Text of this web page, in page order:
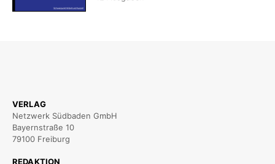
VERLAG
Netzwerk Südbaden GmbH
Bayernstraße 10
79100 Freiburg
REDAKTION